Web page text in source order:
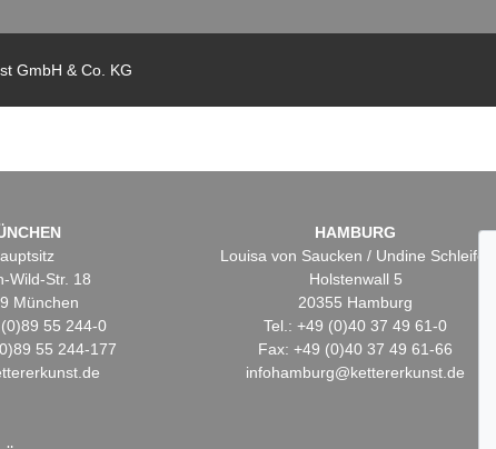
GmbH & Co. KG
Wild-Str. 18
München
55 244-0
55 244-177
HAMBURG
Louisa von Saucken / Undine Schleifer
Holstenwall 5
20355 Hamburg
Tel.: +49 (0)40 37 49 61-0
Fax: +49 (0)40 37 49 61-66
infohamburg@kettererkunst.de